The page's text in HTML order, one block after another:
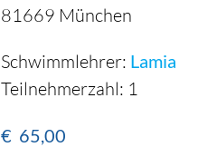
81669 München
Schwimmlehrer: Lamia
Teilnehmerzahl: 1
€ 65,00